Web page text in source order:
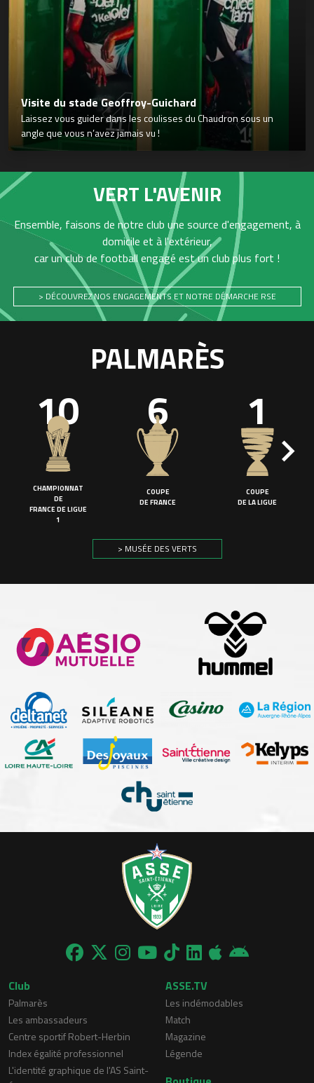
Visite du stade Geoffroy-Guichard
Laissez vous guider dans les coulisses du Chaudron sous un
angle que vous n’avez jamais vu !
VERT L'AVENIR
Ensemble, faisons de notre club une source d'engagement, à
domicile et à l'extérieur,
car un club de football engagé est un club plus fort !
> DÉCOUVREZ NOS ENGAGEMENTS ET NOTRE DÉMARCHE RSE
PALMARÈS
10
CHAMPIONNAT
DE
FRANCE DE LIGUE
1
6
COUPE
DE FRANCE
1
COUPE
DE LA LIGUE
> MUSÉE DES VERTS
Club
Palmarès
Les ambassadeurs
Centre sportif Robert-Herbin
Index égalité professionnel
L'identité graphique de l'AS Saint-
ASSE.TV
Les indémodables
Match
Magazine
Légende